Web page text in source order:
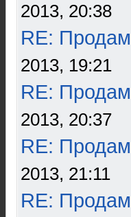
2013, 20:38
RE:
2013, 19:21
RE:
2013, 20:37
RE:
2013, 21:11
RE: